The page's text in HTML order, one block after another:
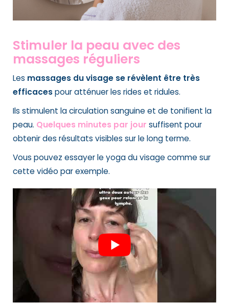
Stimuler la peau avec des
massages réguliers
Les massages du visage se révèlent être très
efficacespour atténuer les rides et ridules.
Ils stimulent la circulation sanguine et de tonifient la
peau. Quelques minutes par jour suffisent pour
obtenir des résultats visibles sur le long terme.
Vous pouvez essayer le yoga du visage comme sur
cette vidéo par exemple.